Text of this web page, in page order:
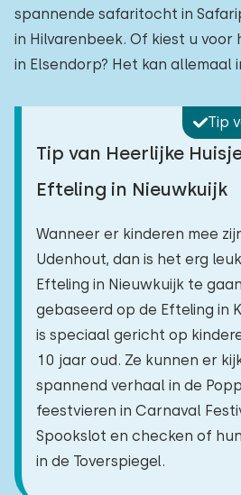
spannende safaritocht in
in Hilvarenbeek. Of kiest u
in Elsendorp? Het kan allemaal
Tip
Tip van Heerlijke
Efteling in Nieuwkuijk
Wanneer er kinderen mee
Udenhout, dan is het erg
Efteling in Nieuwkuijk te
gebaseerd op de Efteling in
is speciaal gericht op
10 jaar oud. Ze kunnen er
spannend verhaal in de
feestvieren in Carnaval
Spookslot en checken of
in de Toverspiegel.